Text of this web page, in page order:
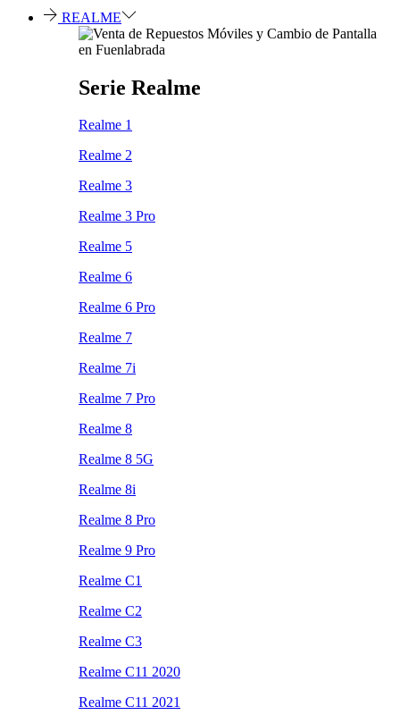
REALME
Serie Realme
Realme 1
Realme 2
Realme 3
Realme 3 Pro
Realme 5
Realme 6
Realme 6 Pro
Realme 7
Realme 7i
Realme 7 Pro
Realme 8
Realme 8 5G
Realme 8i
Realme 8 Pro
Realme 9 Pro
Realme C1
Realme C2
Realme C3
Realme C11 2020
Realme C11 2021